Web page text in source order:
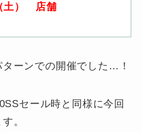
土） 店舗
ーンでの開催でした…！
セール時と同様に今回
。